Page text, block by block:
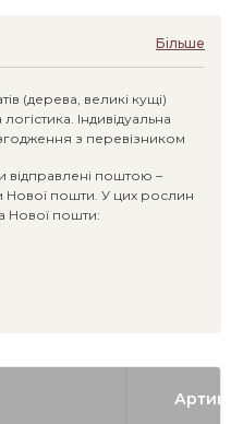
Більше
(дерева, великі кущі)
Індивідуальна
з перевізником
поштою –
Нової пошти. У цих рослин
Нової пошти: